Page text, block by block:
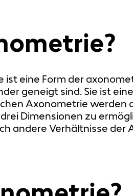
eine Form der
geneigt sind. Sie ist
Axonometrie werden
Dimensionen zu
andere Verhältnisse der